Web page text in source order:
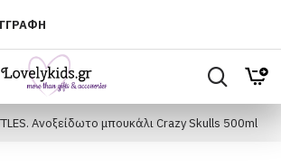
Ανοξείδωτο μπουκάλι Crazy Skulls 500ml